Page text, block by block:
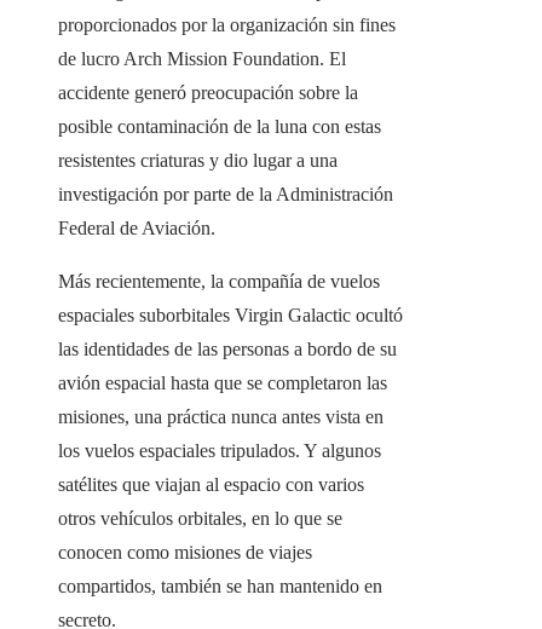
proporcionados por la organización sin fines
de lucro Arch Mission Foundation. El
accidente generó preocupación sobre la
posible contaminación de la luna con estas
resistentes criaturas y dio lugar a una
investigación por parte de la Administración
Federal de Aviación.
Más recientemente, la compañía de vuelos
espaciales suborbitales Virgin Galactic ocultó
las identidades de las personas a bordo de su
avión espacial hasta que se completaron las
misiones, una práctica nunca antes vista en
los vuelos espaciales tripulados. Y algunos
satélites que viajan al espacio con varios
otros vehículos orbitales, en lo que se
conocen como misiones de viajes
compartidos, también se han mantenido en
secreto.